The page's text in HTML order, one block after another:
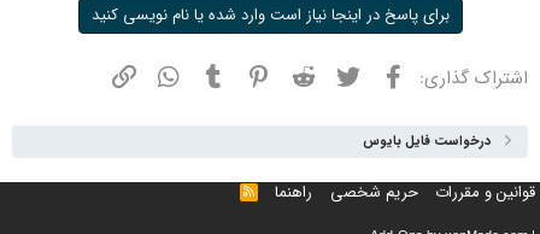
برای پاسخ در اینجا نیاز است وارد شده یا نام نویسی کنید
اشتراک گذاری: فیسبوک توییتر ردیت پینترستتامبلر واتسپ
درخواست فایل بایوس
قوانین و مقررات حریم شخصی راهنما خوراک